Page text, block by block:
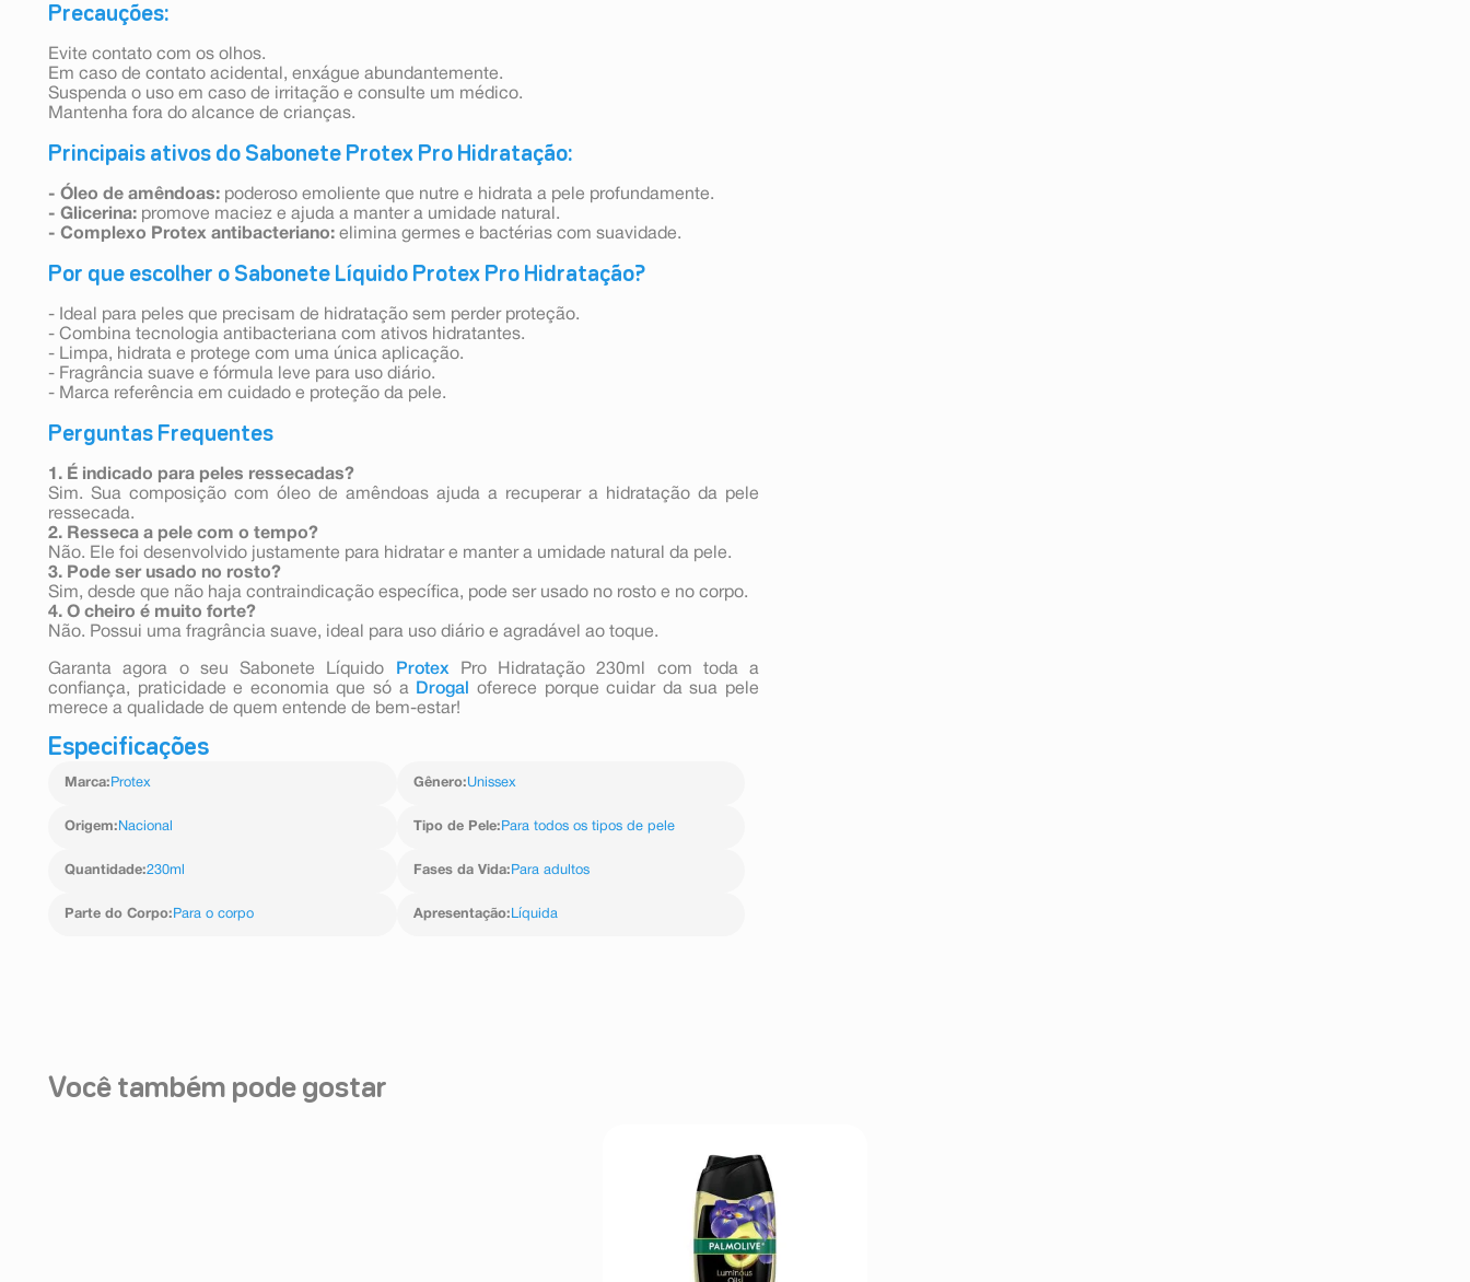
Precauções:
Evite contato com os olhos.
Em caso de contato acidental, enxágue abundantemente.
Suspenda o uso em caso de irritação e consulte um médico.
Mantenha fora do alcance de crianças.
Principais ativos do Sabonete Protex Pro Hidratação:
- Óleo de amêndoas: poderoso emoliente que nutre e hidrata a pele profundamente.
- Glicerina: promove maciez e ajuda a manter a umidade natural.
- Complexo Protex antibacteriano: elimina germes e bactérias com suavidade.
Por que escolher o Sabonete Líquido Protex Pro Hidratação?
- Ideal para peles que precisam de hidratação sem perder proteção.
- Combina tecnologia antibacteriana com ativos hidratantes.
- Limpa, hidrata e protege com uma única aplicação.
- Fragrância suave e fórmula leve para uso diário.
- Marca referência em cuidado e proteção da pele.
Perguntas Frequentes
1. É indicado para peles ressecadas?
Sim. Sua composição com óleo de amêndoas ajuda a recuperar a hidratação da pele
ressecada.
2. Resseca a pele com o tempo?
Não. Ele foi desenvolvido justamente para hidratar e manter a umidade natural da pele.
3. Pode ser usado no rosto?
Sim, desde que não haja contraindicação específica, pode ser usado no rosto e no corpo.
4. O cheiro é muito forte?
Não. Possui uma fragrância suave, ideal para uso diário e agradável ao toque.
Garanta agora o seu Sabonete Líquido Protex Pro Hidratação 230ml com toda a
confiança, praticidade e economia que só a
Drogal
oferece porque cuidar da sua pele
merece a qualidade de quem entende de bem-estar!
Especificações
Marca: Protex Gênero:Unissex
Origem: Nacional Tipo de Pele: Para todos os tipos de pele
Quantidade:230ml Fases da Vida: Para adultos
Parte do Corpo: Para o corpo Apresentação: Líquida
Você também pode gostar